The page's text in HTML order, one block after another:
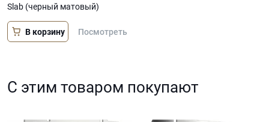
Slab (черный матовый)
В корзину Посмотреть
С этим товаром покупают